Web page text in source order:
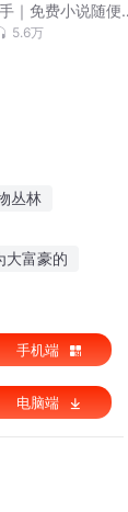
｜免费小说随便
5.6万
丛林
大富豪的
手机端
电脑端